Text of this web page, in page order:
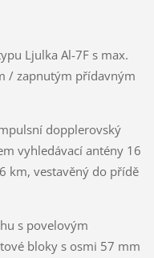
Ljulka Al-7F s max.
/ zapnutým přídavným
dopplerovský
vyhledávací antény 16
km, vestavěný do přídě
s povelovým
bloky s osmi 57 mm